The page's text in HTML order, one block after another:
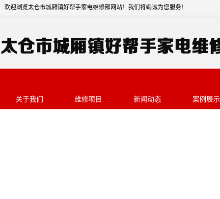
欢迎浏览太仓市城厢镇好帮手家电维修部网站
关于我们 维修项目 新闻动态 案例展示